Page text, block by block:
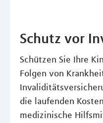
Schutz vor
Schützen Sie Ihre
Folgen von
die laufenden
medizinische